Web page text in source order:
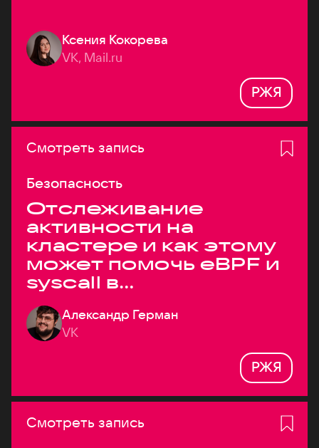
Ксения Кокорева
VK, Mail.ru
РЖЯ
Смотреть запись
Безопасность
Отслеживание
активности на
кластере и как этому
может помочь eBPF и
syscall в
высоконагруженных
системах
Александр Герман
VK
РЖЯ
Смотреть запись